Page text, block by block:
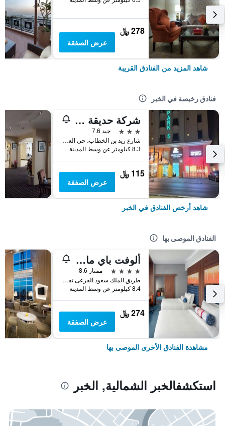
278 ﷼
عرض الصفقة
شاهد المزيد من الفنادق القريبة
فنادق رخيصة في الخبر
شركة حديقة لينا للشقق المخدومة الخبر
3 نجوم
جيد 7.6
شارع زيد بن الخطاب، حي العليا، الخبر، المملكة العربية السعودية, الخبر, المملكة العربية السعودية
8.3 كيلومتر عن وسط المدينة
115 ﷼
عرض الصفقة
شاهد أرخص الفنادق في الخبر
الفنادق الموصى بها
ألوفت باي ماريوت الظهران
4 نجوم
ممتاز 8.6
طريق الملك سعود الفرعى تقاطع مع شارع 21, الخبر, المملكة العربية السعودية
8.4 كيلومتر عن وسط المدينة
274 ﷼
عرض الصفقة
مشاهدة الفنادق الأخرى الموصى بها
استكشفالخبر الشمالية, الخبر